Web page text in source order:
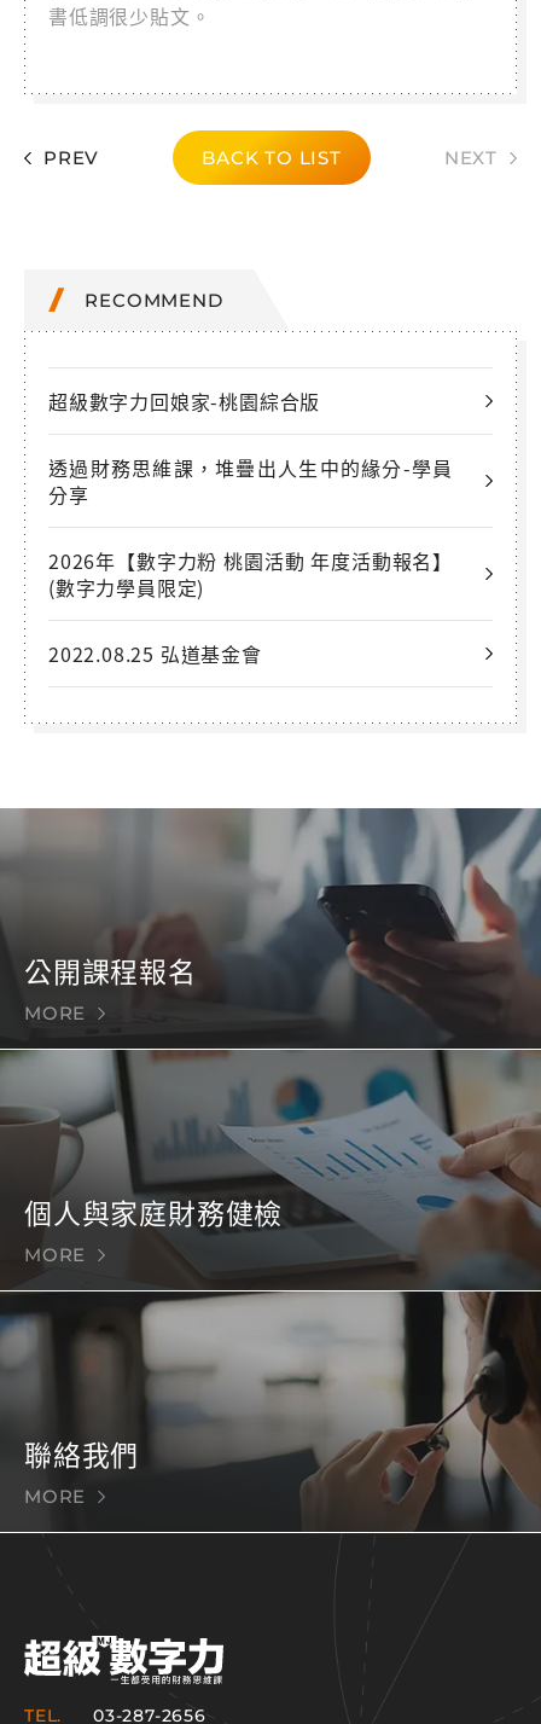
書低調很少貼文。
PREV BACK TO LIST NEXT
RECOMMEND
超級數字力回娘家-桃園綜合版
透過財務思維課，堆疊出人生中的緣分-學員
分享
2026年【數字力粉 桃園活動 年度活動報名】
(數字力學員限定)
2022.08.25 弘道基金會
公開課程報名
MORE
個人與家庭財務健檢
MORE
聯絡我們
MORE
TEL. 03-287-2656